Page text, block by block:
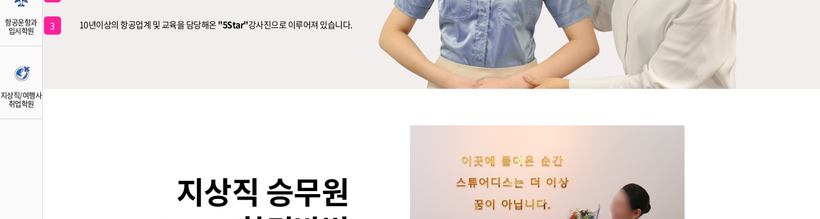
항공운항과
입시학원
지상직/여행사
취업학원
3 10년이상의 항공업계 및 교육을 담당해온 "5Star"강사진으로 이루어져 있습니다.
지상직 승무원